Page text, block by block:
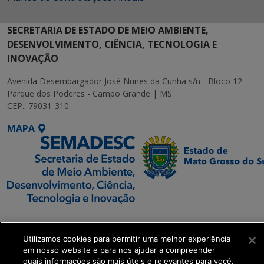
SECRETARIA DE ESTADO DE MEIO AMBIENTE,
DESENVOLVIMENTO, CIÊNCIA, TECNOLOGIA E
INOVAÇÃO
Avenida Desembargador José Nunes da Cunha s/n - Bloco 12
Parque dos Poderes - Campo Grande | MS
CEP.: 79031-310
MAPA
SETDIG | Secretaria-
Executiva de
Transformação Digital
Utilizamos cookies para permitir uma melhor experiência
em nosso website e para nos ajudar a compreender
quais informações são mais úteis e relevantes para você.